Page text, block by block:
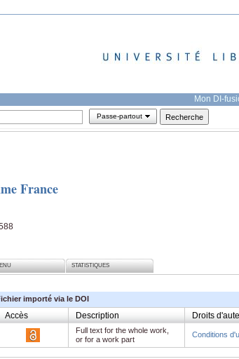
Mon DI-
Passe-partout
France
STATISTIQUES
importé via le DOI
Accès Description Droits
Full text for the whole work,
or for a work part
Conditions